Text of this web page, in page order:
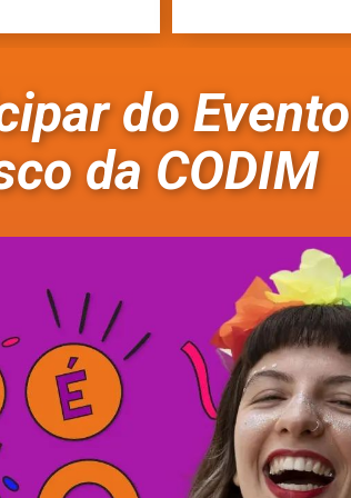
do Evento
da CODIM